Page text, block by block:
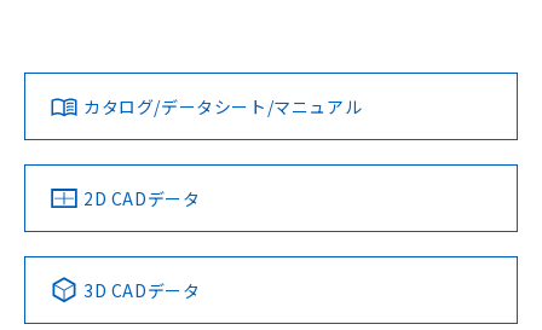
ダウンロードデータをご利用いただく前に、以下を必ずお読
みください。
ソフトウェアの使用条件
対応済み
中国 RoHS 注意事項・凡例
Pb Hg Cd Cr(VI)
カタログ/データシート/マニュアル
2D CADデータ
3D CADデータ